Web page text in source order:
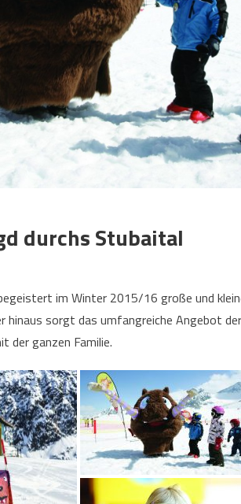
durchs Stubaital
im Winter 2015/16 große und
sorgt das umfangreiche Angebot
der ganzen Familie.